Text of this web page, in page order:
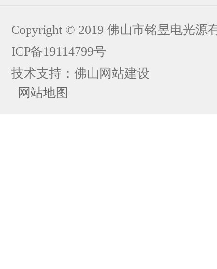
Copyright © 2019 佛山市铭昱电光源
ICP备19114799号
技术支持： 佛山网站建设
网站地图